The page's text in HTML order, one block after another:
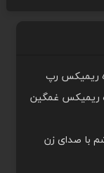
ریمیکس رپ
ریمیکس غمگین
با صدای زن